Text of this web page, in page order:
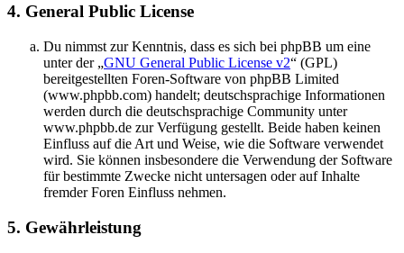
4. General Public License
Du nimmst zur Kenntnis, dass es sich bei phpBB um eine
unter der „GNU General Public License v2“ (GPL)
bereitgestellten Foren-Software von phpBB Limited
(www.phpbb.com) handelt; deutschsprachige Informationen
werden durch die deutschsprachige Community unter
www.phpbb.de zur Verfügung gestellt. Beide haben keinen
Einfluss auf die Art und Weise, wie die Software verwendet
wird. Sie können insbesondere die Verwendung der Software
für bestimmte Zwecke nicht untersagen oder auf Inhalte
fremder Foren Einfluss nehmen.
5. Gewährleistung